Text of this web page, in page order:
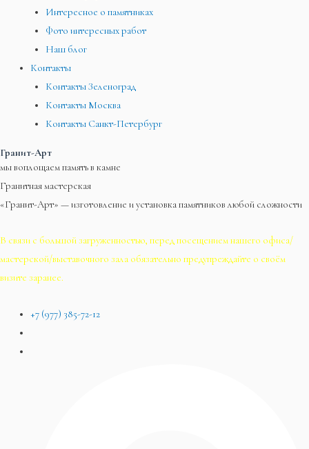
Интересное о памятниках
Фото интересных работ
Наш блог
Контакты
Контакты Зеленоград
Контакты Москва
Контакты Санкт-Петербург
Гранит-Арт
мы воплощаем память в камне
Гранитная мастерская
«Гранит-Арт» — изготовление и установка памятников любой сложности
В связи с большой загруженностью, перед посещением нашего офиса/
мастерской/выставочного зала обязательно предупреждайте о своём
визите заранее.
+7 (977) 385-72-12